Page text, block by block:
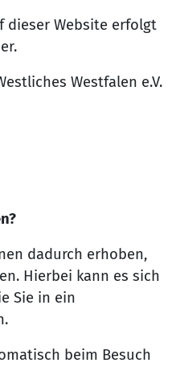
dieser Website erfolgt
Westfalen e.V.
dadurch erhoben,
Hierbei kann es sich
Sie in ein
beim Besuch